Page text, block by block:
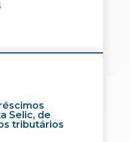
Selic, de
tributários